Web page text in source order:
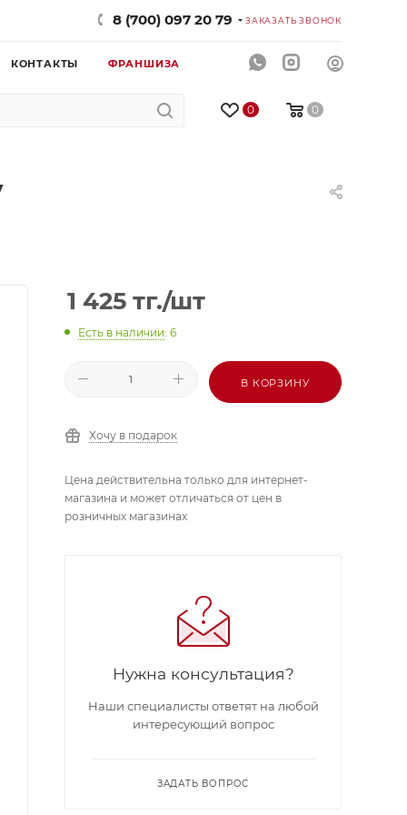
8 (700) 097 20 79 ЗАКАЗАТЬ ЗВОНОК
КОНТАКТЫ ФРАНШИЗА
0 0
1 425 тг./шт
Есть в наличии: 6
В КОРЗИНУ
Хочу в подарок
Цена действительна только для интернет-
магазина и может отличаться от цен в
розничных магазинах
Нужна консультация?
Наши специалисты ответят на любой
интересующий вопрос
ЗАДАТЬ ВОПРОС